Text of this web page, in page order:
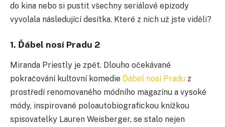
do kina nebo si pustit všechny seriálové epizody
vyvolala následující desítka. Které z nich už jste viděli?
1. Ďábel nosí Pradu 2
Miranda Priestly je zpět. Dlouho očekávané
pokračování kultovní komedie Ďábel nosí Pradu z
prostředí renomovaného módního magazínu a vysoké
módy, inspirované poloautobiografickou knížkou
spisovatelky Lauren Weisberger, se stalo nejen